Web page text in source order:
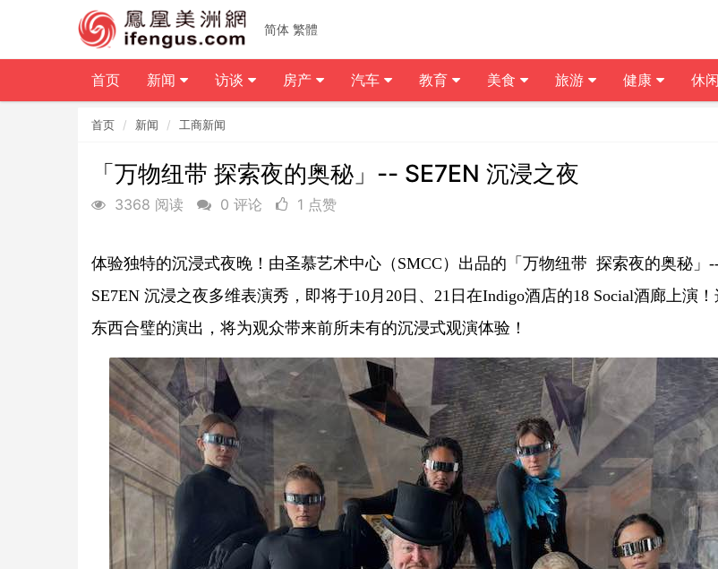
首页 新闻 工商新闻
「万物纽带 探索夜的奥秘」-- SE7EN 沉浸之夜
3368 阅读 0 评论 1 点赞
体验独特的沉浸式夜晚！由圣慕艺术中心（SMCC）出品的「万物纽带 探索夜的奥秘」
SE7EN 沉浸之夜多维表演秀，即将于10月20日、21日在Indigo酒店的18 Social酒廊上演！
东西合璧的演出，将为观众带来前所未有的沉浸式观演体验！
简体 繁體
首页 新闻 访谈 房产 汽车 教育 美食 旅游 健康 休闲